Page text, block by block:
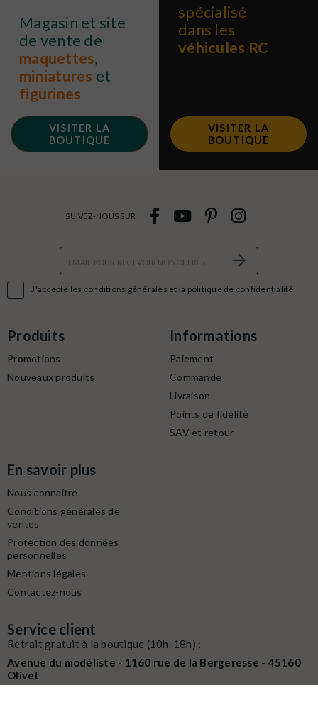
Magasin et site
de vente de
maquettes,
miniatures et
figurines
VISITER LA
BOUTIQUE
spécialisé
dans les
véhicules RC
VISITER LA
BOUTIQUE
J'accepte les conditions générales et la politique de confidentialité
SUIVEZ-NOUS SUR
Produits
Promotions
Nouveaux produits
Informations
Paiement
Commande
Livraison
Points de fidélité
SAV et retour
En savoir plus
Nous connaitre
Conditions générales de
ventes
Protection des données
personnelles
Mentions légales
Contactez-nous
Service client
Retrait gratuit à la boutique (10h-18h) :
Avenue du modéliste - 1160 rue de la Bergeresse - 45160
Olivet